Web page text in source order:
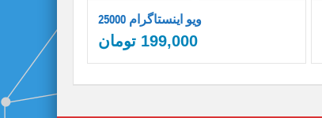
25000 ویو اینستاگرام
199,000 تومان